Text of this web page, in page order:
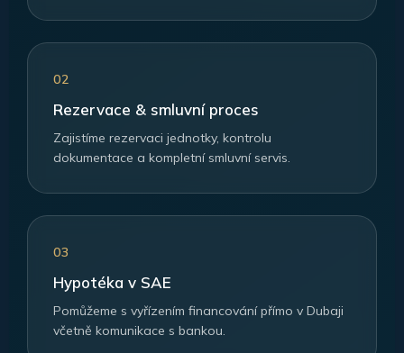
02
Rezervace & smluvní proces
Zajistíme rezervaci jednotky, kontrolu
dokumentace a kompletní smluvní servis.
03
Hypotéka v SAE
Pomůžeme s vyřízením financování přímo v Dubaji
včetně komunikace s bankou.